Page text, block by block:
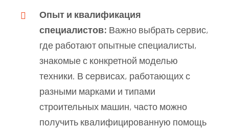
Опыт и квалификация
специалистов: Важно выбрать сервис,
где работают опытные специалисты,
знакомые с конкретной моделью
техники. В сервисах, работающих с
разными марками и типами
строительных машин, часто можно
получить квалифицированную помощь